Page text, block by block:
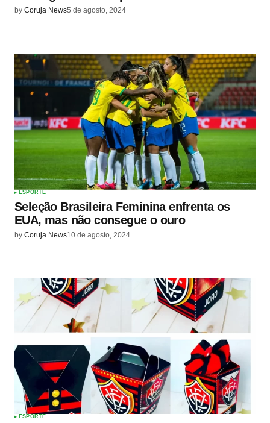
by Coruja News5 de agosto, 2024
ESPORTE
Seleção Brasileira Feminina enfrenta os
EUA, mas não consegue o ouro
by Coruja News10 de agosto, 2024
ESPORTE